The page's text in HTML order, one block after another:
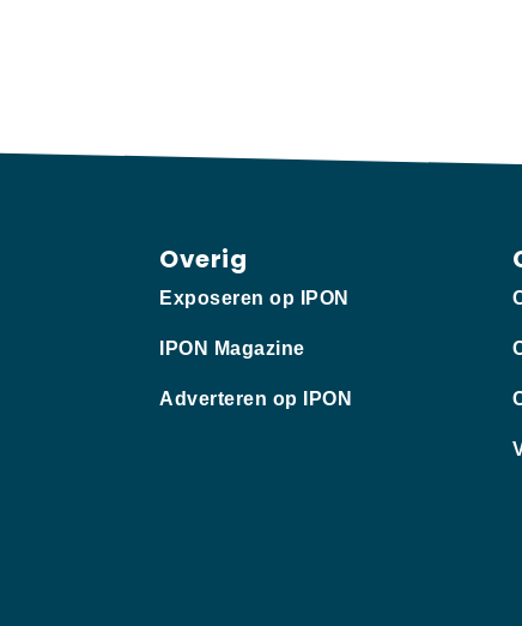
Overig
Exposeren op IPON
IPON Magazine
Adverteren op IPON